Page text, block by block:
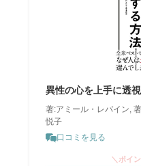
異性の心を上手に透
著:アミール・レバイン,
悦子
口コミを見る
＼ポイ